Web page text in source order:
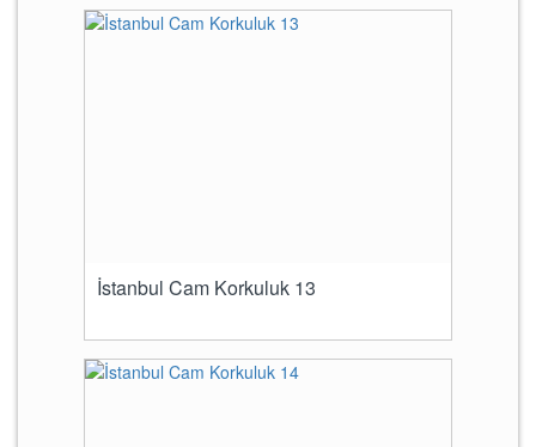
İstanbul Cam Korkuluk 13